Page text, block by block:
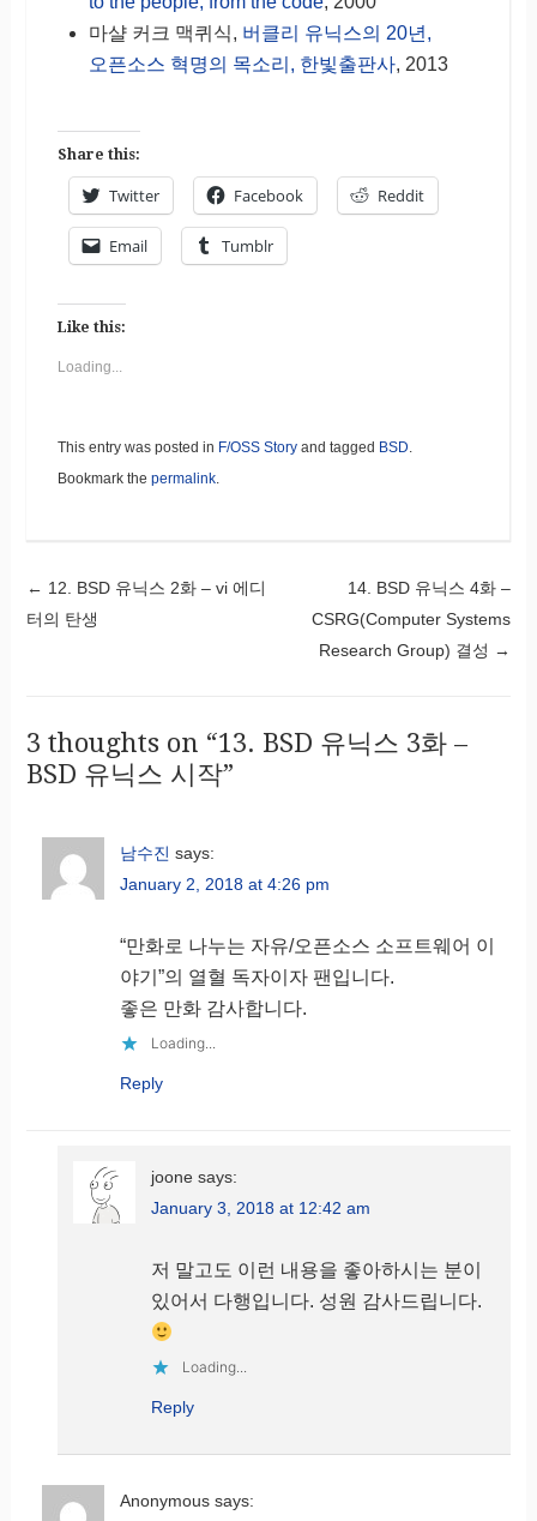
마샬 커크 맥퀴식, 버클리 유닉스의 20년,
오픈소스 혁명의 목소리, 한빛출판사, 2013
Share this:
Twitter Facebook Reddit
Email Tumblr
Like this:
Loading...
This entry was posted in F/OSS Storyand tagged BSD.
Bookmark the permalink.
Post navigation
← 12. BSD 유닉스 2화 – vi 에디
터의 탄생
14. BSD 유닉스 4화 –
CSRG(Computer Systems
Research Group) 결성 →
3 thoughts on “13. BSD 유닉스 3화 –
BSD 유닉스 시작”
남수진 says:
January 2, 2018 at 4:26 pm
“만화로 나누는 자유/오픈소스 소프트웨어 이
야기”의 열혈 독자이자 팬입니다.
좋은 만화 감사합니다.
Loading...
Reply
joone says:
January 3, 2018 at 12:42 am
저 말고도 이런 내용을 좋아하시는 분이
있어서 다행입니다. 성원 감사드립니다.
Loading...
Reply
Anonymous says: